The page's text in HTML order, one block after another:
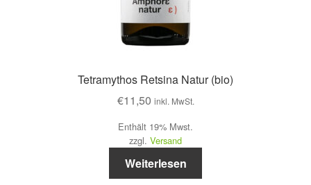
Tetramythos Retsina Natur (bio)
€11,50 inkl. MwSt.
Enthält 19% Mwst.
zzgl. Versand
Weiterlesen